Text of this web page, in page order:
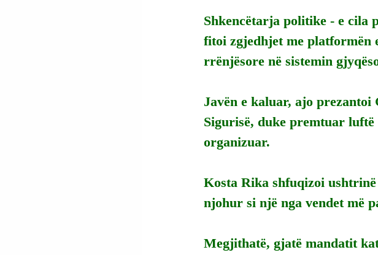
Shkencëtarja politike - e cila
fitoi zgjedhjet me platformën
rrënjësore në sistemin
Javën e kaluar, ajo
Sigurisë, duke premtuar
organizuar.
Kosta Rika shfuqizoi
njohur si një nga vendet më
Megjithatë, gjatë mandatit